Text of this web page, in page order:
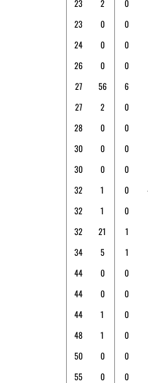
23 2
0
23 0
0
24 0
0
26 0
0
27 56
6
27 2
0
28 0
0
30 0
0
30 0
0
32 1 0
32 1
0
32 21
1
34 5
1
44 0
0
44 0
0
44 1
0
48 1
0
50 0
0
55 0
0